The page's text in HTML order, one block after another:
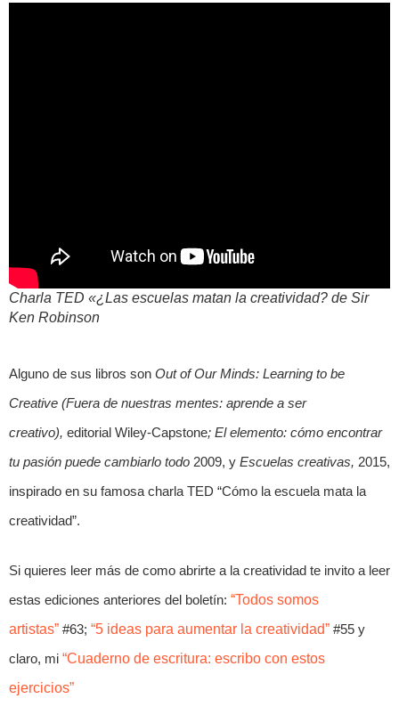
Charla TED «¿Las escuelas matan la creatividad? de Sir
Ken Robinson
Alguno de sus libros son Out of Our Minds: Learning to be
Creative (Fuera de nuestras mentes: aprende a ser
creativo), editorial Wiley-Capstone; El elemento: cómo encontrar
tu pasión puede cambiarlo todo 2009, y Escuelas creativas, 2015,
inspirado en su famosa charla TED “Cómo la escuela mata la
creatividad”.
Si quieres leer más de como abrirte a la creatividad te invito a leer
estas ediciones anteriores del boletín: “Todos somos
artistas” #63; “5 ideas para aumentar la creatividad” #55 y
claro, mi “Cuaderno de escritura: escribo con estos
ejercicios”